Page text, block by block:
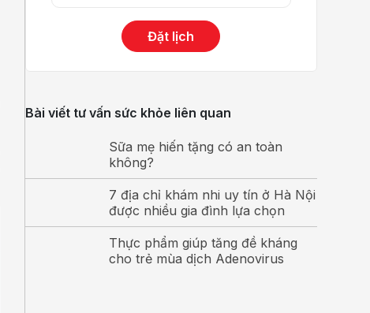
Đặt lịch
Bài viết tư vấn sức khỏe liên quan
Sữa mẹ hiến tặng có an toàn
không?
7 địa chỉ khám nhi uy tín ở Hà Nội
được nhiều gia đình lựa chọn
Thực phẩm giúp tăng đề kháng
cho trẻ mùa dịch Adenovirus